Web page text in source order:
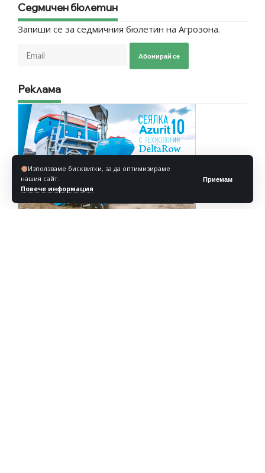
Използваме бисквитки, за да оптимизираме
нашия сайт.
Повече информация
Приемам
Седмичен бюлетин
Запиши се за седмичния бюлетин на Агрозона.
Абонирай се
Реклама